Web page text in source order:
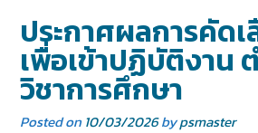
ประกาศผลการคัด
เพื่อเข้าปฏิบัติงาน
วิชาการศึกษา
Posted on10/03/2026bypsmaster